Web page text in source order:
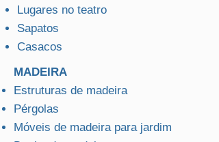
Lugares no teatro
Sapatos
Casacos
MADEIRA
Estruturas de madeira
Pérgolas
Móveis de madeira para jardim